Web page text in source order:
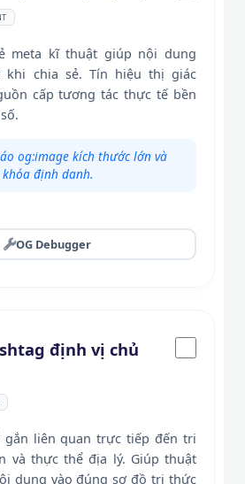
meta kĩ thuật giúp nội dung
khi chia sẻ. Tín hiệu thị giác
cấp tương tác thực tế bền
og:image kích thước lớn và
định danh.
OG Debugger
định vị chủ
gắn liên quan trực tiếp đến tri
và thực thể địa lý. Giúp thuật
dung vào đúng sơ đồ tri thức